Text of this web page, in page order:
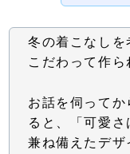
冬の着こなし
こだわって作
お話を伺って
ると、「可愛
兼ね備えたデザ